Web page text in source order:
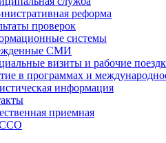
реформа
проверок
системы
СМИ
визиты и рабочие
в программах и
информация
приемная